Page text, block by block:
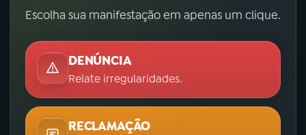
Escolha sua manifestação em apenas um clique.
DENÚNCIA
Relate irregularidades.
RECLAMAÇÃO